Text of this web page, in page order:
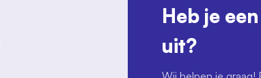
Heb je
uit?